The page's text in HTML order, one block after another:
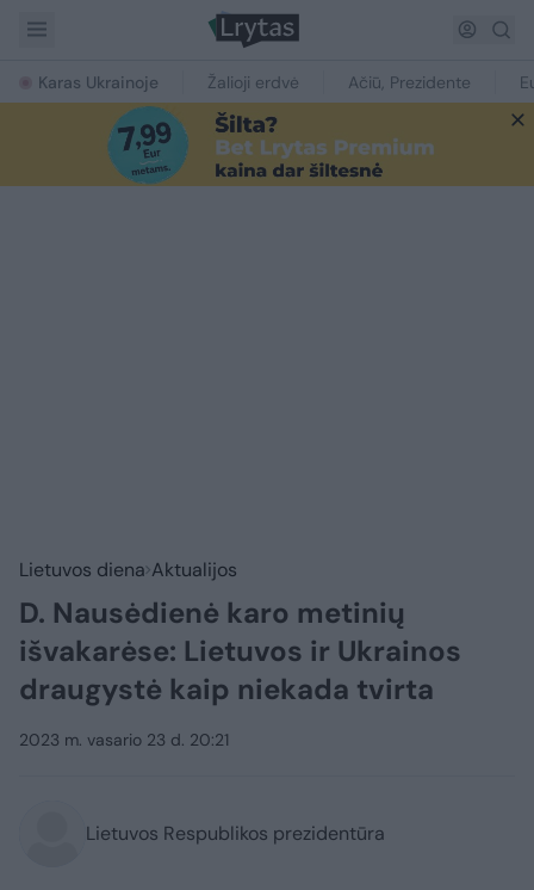
Karas Ukrainoje Žalioji erdvė Ačiū, Prezidente
Lietuvos diena Aktualijos
D. Nausėdienė karo metinių
išvakarėse: Lietuvos ir Ukrainos
draugystė kaip niekada tvirta
2023 m. vasario 23 d. 20:21
Lietuvos Respublikos prezidentūra